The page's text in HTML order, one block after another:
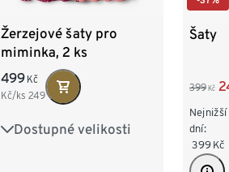
Žerzejové šaty pro
miminka, 2 ks
499 Kč
Kč/ks249
Dostupné velikosti
50/56 62/68 74/80
Šaty
399 Kč
dní:
399 Kč